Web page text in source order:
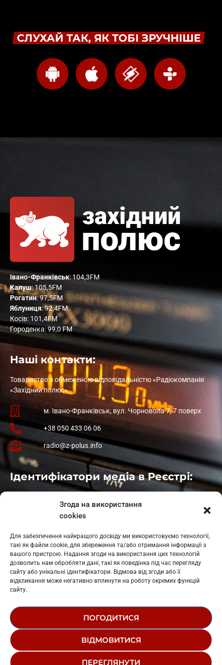
Згода на використання
cookies
Для забезпечення найкращого досвіду ми використовуємо технології,
такі як файли cookie, для збереження та/або отримання інформації з
вашого пристрою. Надання згоди на використання цих технологій
дозволить нам обробляти дані, такі як поведінка під час перегляду
сайту або унікальні ідентифікатори. Відмова від згоди або її
відкликання може негативно вплинути на роботу окремих функцій
сайту.
ПОГОДИТИСЯ
ВІДМОВИТИСЯ
ПЕРЕГЛЯНУТИ
СЛУХАЙ ТАК, ЯК ТОБІ ЗРУЧНІШЕ
Івано-Франківськ: 104,3FM
Калуш: 105,5FM
Рогатин: 97,5FM
Яблуниця: 92,4FM
Косів: 101,4FM
Городенка: 99,0 FM
Наші контакти:
Товариство з обмеженою відповідальністю «Радіокомпанія
«Західний полюс»
м. Івано-Франківськ, вул. Чорновола 7, 7 поверх
+38 050 433 06 06
radio@z-polus.info
Ідентифікатори медіа в Реєстрі:
: L11-01410
: L11-01801
Косів: L11-01805
Гарасимів: L11-02274
© 1995-2026 РК «ЗАХІДНИЙ ПОЛЮС»
РЕДАКЦІЙНИЙ СТАТУТ
СТРУКТУРА ВЛАСНОСТІ